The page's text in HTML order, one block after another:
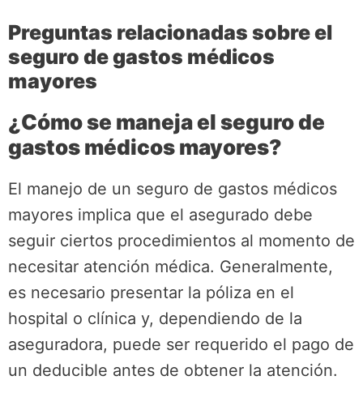
Preguntas relacionadas sobre el
seguro de gastos médicos
mayores
¿Cómo se maneja el seguro de
gastos médicos mayores?
El manejo de un seguro de gastos médicos
mayores implica que el asegurado debe
seguir ciertos procedimientos al momento de
necesitar atención médica. Generalmente,
es necesario presentar la póliza en el
hospital o clínica y, dependiendo de la
aseguradora, puede ser requerido el pago de
un deducible antes de obtener la atención.